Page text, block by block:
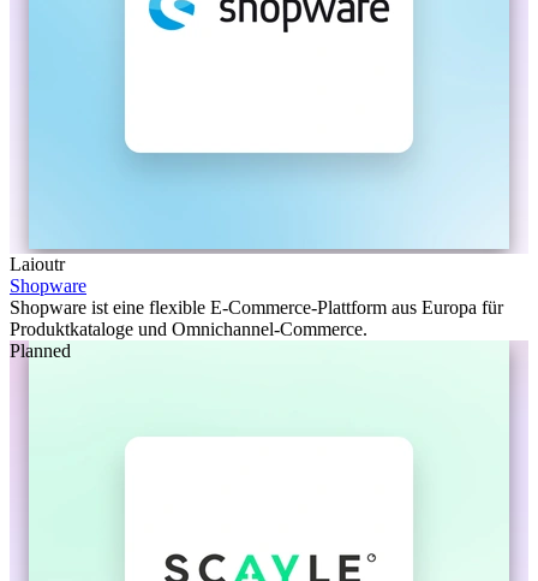
Laioutr
Shopware
Shopware ist eine flexible E-Commerce-Plattform aus Europa für
Produktkataloge und Omnichannel-Commerce.
Planned